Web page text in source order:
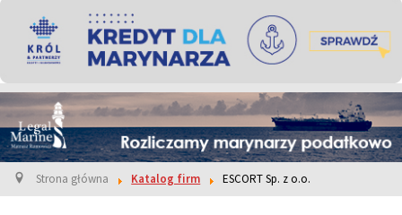
Strona główna Katalog firm ESCORT Sp. z o.o.